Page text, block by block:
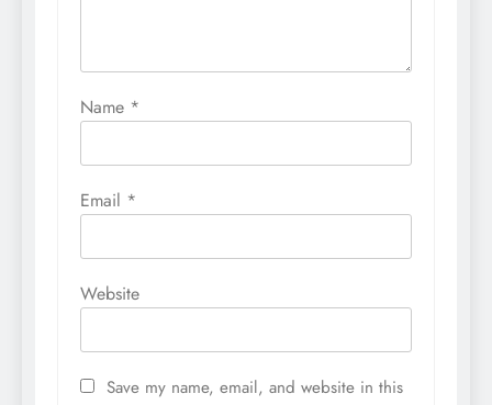
Name *
Email *
Website
Save my name, email, and website in this